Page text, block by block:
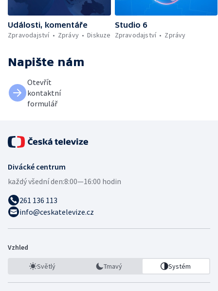
Události, komentáře
Zpravodajství
Zprávy Diskuze
Studio 6
Zpravodajství
Zprávy
Napište nám
Otevřít
kontaktní
formulář
Divácké centrum
každý všední den:8:00—16:00 hodin
261 136 113
info@ceskatelevize.cz
Vzhled
Světlý Tmavý Systém